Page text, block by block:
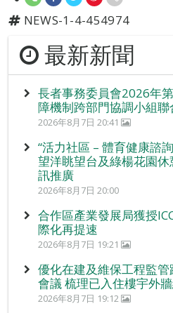
NEWS-1-4-454974
最新新聞
長者事務委員會2026年
障機制跨部門協調小組聯
2026年8月7日 20:41
“活力社區 – 體育健康諮
望洋眺望台及綠楊花園
訊推廣
2026年8月7日 20:00
合作區產業發展局獲授
際化再提速
2026年8月7日 19:21
優化在建及維保工程監
會議 梳理已入住樓宇外
2026年8月7日 19:12